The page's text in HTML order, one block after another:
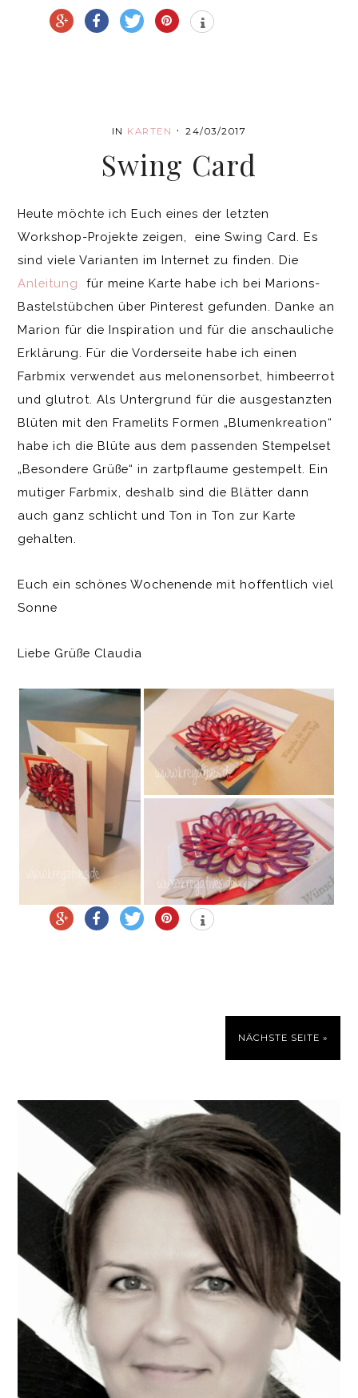
IN KARTEN ·24/03/2017
Swing Card
Heute möchte ich Euch eines der letzten
Workshop-Projekte zeigen, eine Swing Card. Es
sind viele Varianten im Internet zu finden. Die
Anleitungfür meine Karte habe ich bei Marions-
Bastelstübchen über Pinterest gefunden. Danke an
Marion für die Inspiration und für die anschauliche
Erklärung. Für die Vorderseite habe ich einen
Farbmix verwendet aus melonensorbet, himbeerrot
und glutrot. Als Untergrund für die ausgestanzten
Blüten mit den Framelits Formen „Blumenkreation“
habe ich die Blüte aus dem passenden Stempelset
„Besondere Grüße“ in zartpflaume gestempelt. Ein
mutiger Farbmix, deshalb sind die Blätter dann
auch ganz schlicht und Ton in Ton zur Karte
gehalten.
Euch ein schönes Wochenende mit hoffentlich viel
Sonne
Liebe Grüße Claudia
NÄCHSTE SEITE »